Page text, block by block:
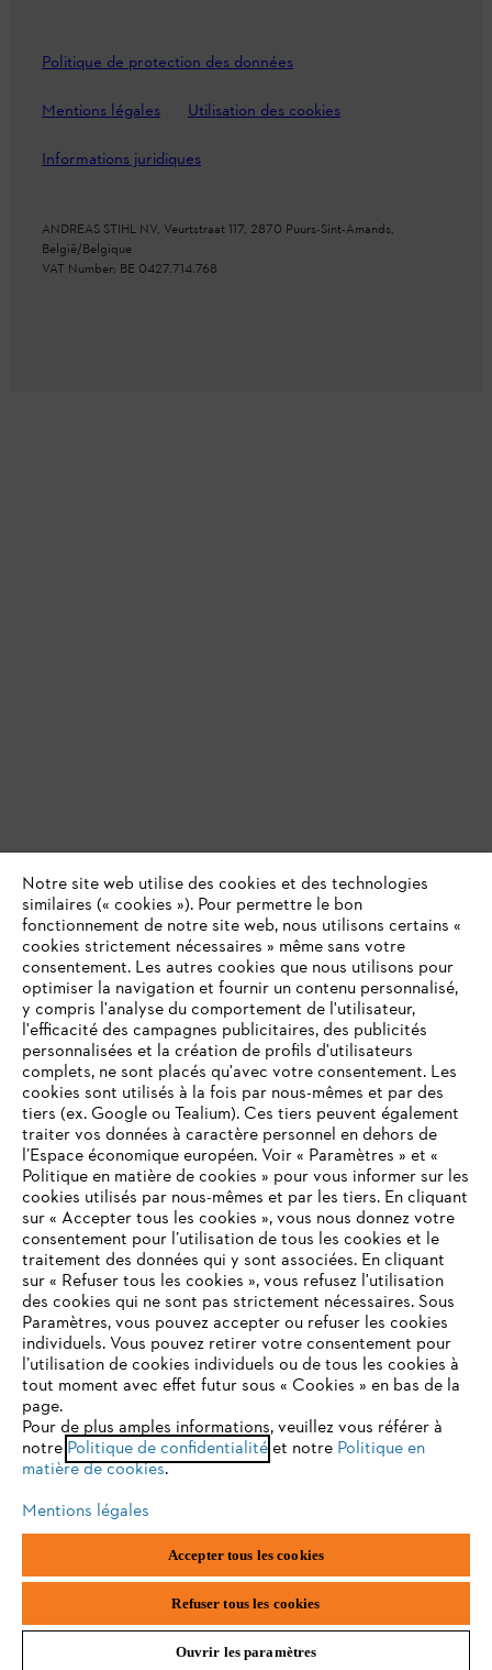
Politique de protection des données
Mentions légales Utilisation des cookies
Informations juridiques
ANDREAS STIHL NV, Veurtstraat 117, 2870 Puurs-Sint-Amands,
België/Belgique
VAT Number: BE 0427.714.768
VOTRE NAVIGATEUR INTERNET
N'EST PLUS PRIS EN CHARGE
Vous utilisez un navigateur Internet que nous ne prenons plus
en charge, et certaines fonctionnalités de notre site ne
peuvent fonctionner correctement. Pour une utilisation
optimale de notre site, nous vous recommandons de passer à
l'un des navigateurs suivants :
firefox chrome
edge
Notre site web utilise des cookies et des technologies
similaires (« cookies »). Pour permettre le bon
fonctionnement de notre site web, nous utilisons certains «
cookies strictement nécessaires » même sans votre
consentement. Les autres cookies que nous utilisons pour
optimiser la navigation et fournir un contenu personnalisé,
y compris l'analyse du comportement de l'utilisateur,
l'efficacité des campagnes publicitaires, des publicités
personnalisées et la création de profils d'utilisateurs
complets, ne sont placés qu'avec votre consentement. Les
cookies sont utilisés à la fois par nous-mêmes et par des
tiers (ex. Google ou Tealium). Ces tiers peuvent également
traiter vos données à caractère personnel en dehors de
l’Espace économique européen. Voir « Paramètres » et «
Politique en matière de cookies » pour vous informer sur les
cookies utilisés par nous-mêmes et par les tiers. En cliquant
sur « Accepter tous les cookies », vous nous donnez votre
consentement pour l’utilisation de tous les cookies et le
traitement des données qui y sont associées. En cliquant
sur « Refuser tous les cookies », vous refusez l'utilisation
des cookies qui ne sont pas strictement nécessaires. Sous
Paramètres, vous pouvez accepter ou refuser les cookies
individuels. Vous pouvez retirer votre consentement pour
l’utilisation de cookies individuels ou de tous les cookies à
tout moment avec effet futur sous « Cookies » en bas de la
page.
Pour de plus amples informations, veuillez vous référer à
notre Politique de confidentialitéet notre Politique en
matière de cookies.
Mentions légales
Accepter tous les cookies
Refuser tous les cookies
Ouvrir les paramètres